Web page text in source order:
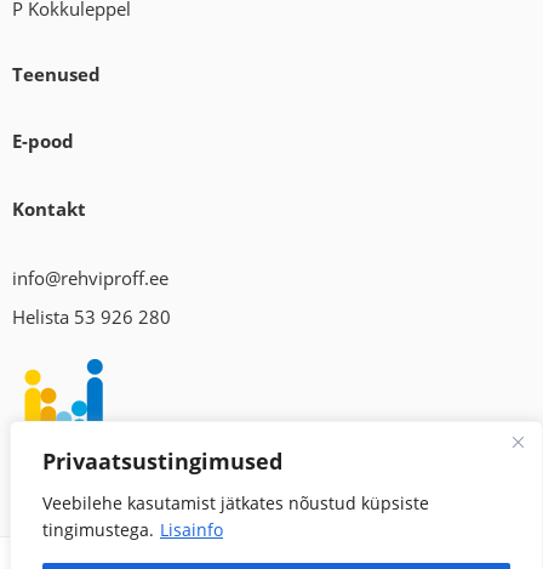
Privaatsustingimused
Veebilehe kasutamist jätkates nõustud küpsiste
tingimustega. Lisainfo
P Kokkuleppel
Teenused
E-pood
Kontakt
info@rehviproff.ee
Helista 53 926 280